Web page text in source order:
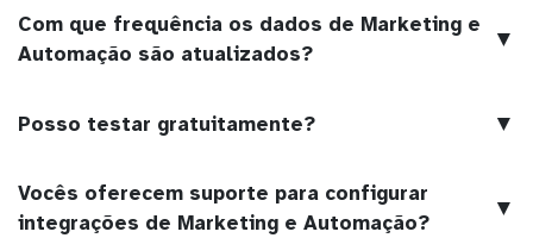
Com que frequência os dados de Marketing e
Automação são atualizados?
▼
Posso testar gratuitamente? ▼
Vocês oferecem suporte para configurar
integrações de Marketing e Automação?
▼